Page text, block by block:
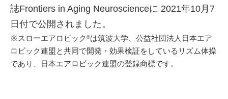
誌Frontiers in Aging Neuroscienceに 2021年10月7
日付で公開されました。
※スローエアロビック ®は筑波大学、公益社団法人日本エア
ロビック連盟と共同で開発・効果検証をしているリズム体操
であり、日本エアロビック連盟の登録商標です。